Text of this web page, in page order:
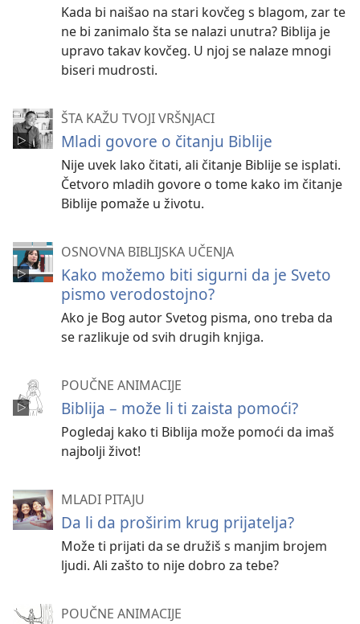
Kada bi naišao na stari kovčeg s blagom, zar te
ne bi zanimalo šta se nalazi unutra? Biblija je
upravo takav kovčeg. U njoj se nalaze mnogi
biseri mudrosti.
ŠTA KAŽU TVOJI VRŠNJACI
Mladi govore o čitanju Biblije
Nije uvek lako čitati, ali čitanje Biblije se isplati.
Četvoro mladih govore o tome kako im čitanje
Biblije pomaže u životu.
OSNOVNA BIBLIJSKA UČENJA
Kako možemo biti sigurni da je Sveto
pismo verodostojno?
Ako je Bog autor Svetog pisma, ono treba da
se razlikuje od svih drugih knjiga.
POUČNE ANIMACIJE
Biblija – može li ti zaista pomoći?
Pogledaj kako ti Biblija može pomoći da imaš
najbolji život!
MLADI PITAJU
Da li da proširim krug prijatelja?
Može ti prijati da se družiš s manjim brojem
ljudi. Ali zašto to nije dobro za tebe?
POUČNE ANIMACIJE